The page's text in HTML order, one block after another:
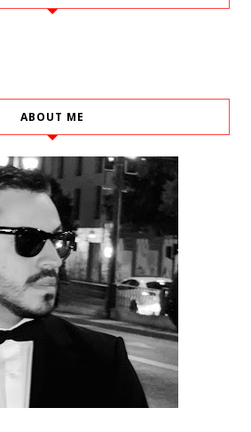
ABOUT ME